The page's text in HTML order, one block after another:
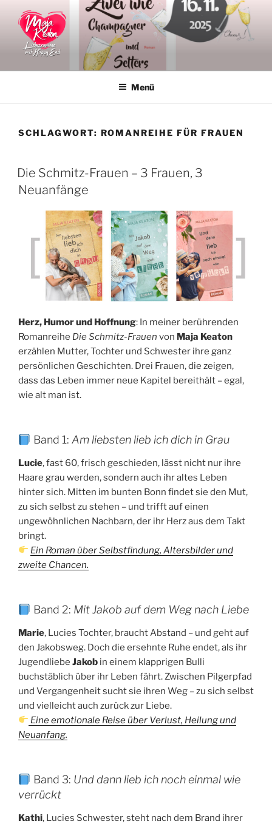
Inhalt
springen
MAJA KEATON
Menü
SCHLAGWORT: ROMANREIHE FÜR FRAUEN
VERÖFFENTLICHT
AM
Die Schmitz-Frauen – 3 Frauen, 3
Neuanfänge
Herz, Humor und Hoffnung: In meiner berührenden
Romanreihe Die Schmitz-Frauen von Maja Keaton
erzählen Mutter, Tochter und Schwester ihre ganz
persönlichen Geschichten. Drei Frauen, die zeigen,
dass das Leben immer neue Kapitel bereithält – egal,
wie alt man ist.
Band 1: Am liebsten lieb ich dich in Grau
Lucie, fast 60, frisch geschieden, lässt nicht nur ihre
Haare grau werden, sondern auch ihr altes Leben
hinter sich. Mitten im bunten Bonn findet sie den Mut,
zu sich selbst zu stehen – und trifft auf einen
ungewöhnlichen Nachbarn, der ihr Herz aus dem Takt
bringt.
Ein Roman über Selbstfindung, Altersbilder und
zweite Chancen.
Band 2: Mit Jakob auf dem Weg nach Liebe
Marie, Lucies Tochter, braucht Abstand – und geht auf
den Jakobsweg. Doch die ersehnte Ruhe endet, als ihr
Jugendliebe Jakob in einem klapprigen Bulli
buchstäblich über ihr Leben fährt. Zwischen Pilgerpfad
und Vergangenheit sucht sie ihren Weg – zu sich selbst
und vielleicht auch zurück zur Liebe.
Eine emotionale Reise über Verlust, Heilung und
Neuanfang.
Band 3: Und dann lieb ich noch einmal wie
verrückt
Kathi, Lucies Schwester, steht nach dem Brand ihrer